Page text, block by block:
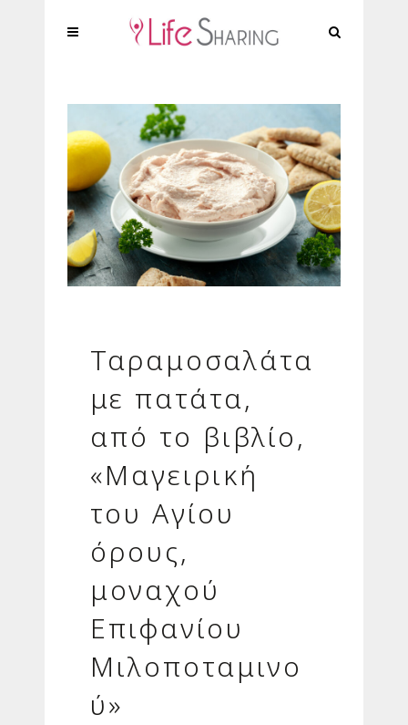
Ταραμοσαλάτα
με πατάτα,
από το βιβλίο,
«Μαγειρική
του Αγίου
όρους,
μοναχού
Επιφανίου
Μιλοποταμινο
ύ»